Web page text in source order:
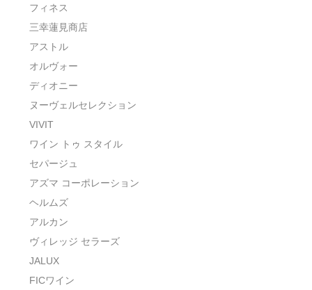
フィネス
三幸蓮見商店
アストル
オルヴォー
ディオニー
ヌーヴェルセレクション
VIVIT
ワイン トゥ スタイル
セパージュ
アズマ コーポレーション
ヘルムズ
アルカン
ヴィレッジ セラーズ
JALUX
FICワイン